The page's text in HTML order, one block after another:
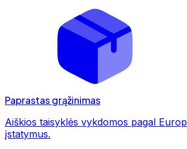
Paprastas grąžinimas
Aiškios taisyklės vykdomos pagal
įstatymus.